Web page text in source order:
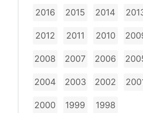
2016 2015 2014
2012 2011 2010
2008 2007 2006
2004 2003 2002
2000 1999 1998